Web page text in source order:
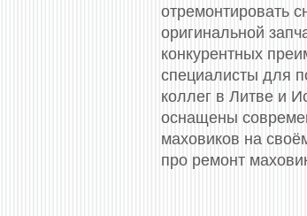
отремонтировать
оригинальной
конкурентных
специалисты для
коллег в Литве и
оснащены
маховиков на
про ремонт